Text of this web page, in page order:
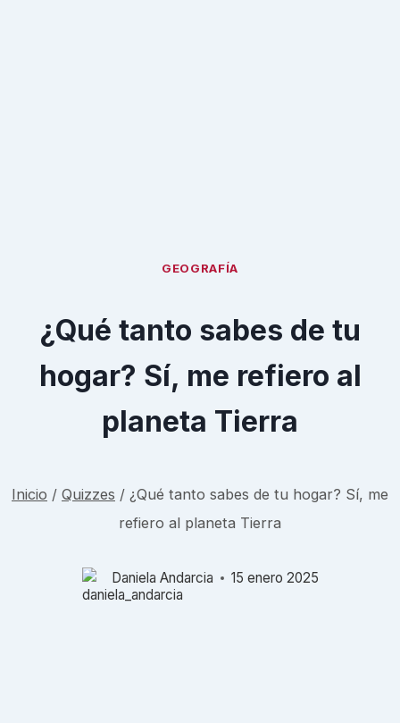
GEOGRAFÍA
¿Qué tanto sabes de tu
hogar? Sí, me refiero al
planeta Tierra
Inicio / Quizzes / ¿Qué tanto sabes de tu hogar? Sí, me
refiero al planeta Tierra
Daniela Andarcia 15 enero 2025